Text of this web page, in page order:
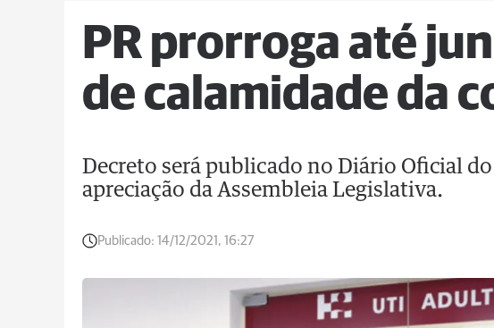
PR prorroga até
de calamidade da
Decreto será publicado no Diário Oficial do
apreciação da Assembleia Legislativa.
Publicado: 14/12/2021, 16:27